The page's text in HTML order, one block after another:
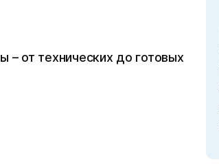
от технических до готовых